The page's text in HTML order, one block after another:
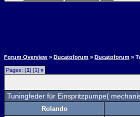
Forum Overview » Ducatoforum » Ducatoforum »
Pages: (1) [1] »
Tuningfeder für Einspritzpumpe(
Rolando